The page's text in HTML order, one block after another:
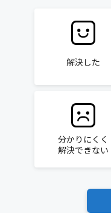
解決した
分かりにくく
解決できない